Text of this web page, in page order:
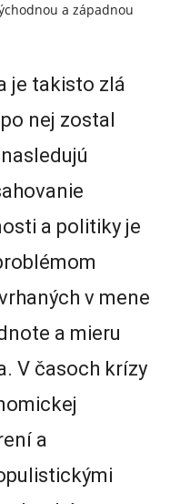
a západnou
je takisto zlá
nej zostal
a politiky je
v mene
a mieru
V časoch krízy
a